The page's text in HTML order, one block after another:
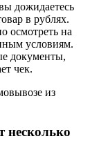
дожидаетесь
в рублях.
осмотреть на
условиям.
документы,
чек.
из
несколько